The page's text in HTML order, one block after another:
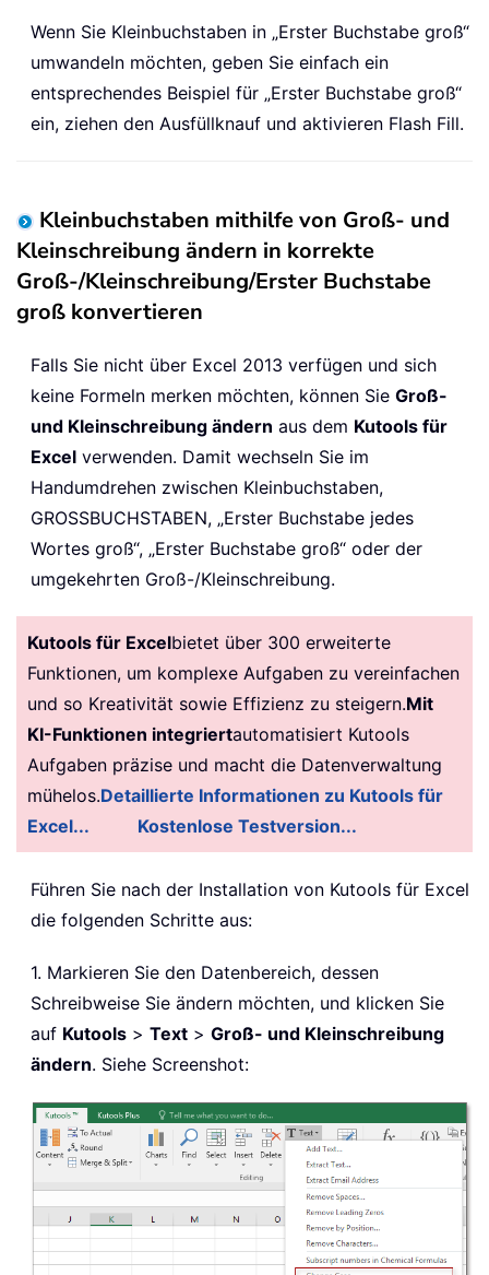
Wenn Sie Kleinbuchstaben in „Erster Buchstabe groß“
umwandeln möchten, geben Sie einfach ein
entsprechendes Beispiel für „Erster Buchstabe groß“
ein, ziehen den Ausfüllknauf und aktivieren Flash Fill.
Kleinbuchstaben mithilfe von Groß- und
Kleinschreibung ändern in korrekte
Groß-/Kleinschreibung/Erster Buchstabe
groß konvertieren
Falls Sie nicht über Excel 2013 verfügen und sich
keine Formeln merken möchten, können Sie Groß-
und Kleinschreibung ändern aus dem Kutools für
Excel verwenden. Damit wechseln Sie im
Handumdrehen zwischen Kleinbuchstaben,
GROSSBUCHSTABEN, „Erster Buchstabe jedes
Wortes groß“, „Erster Buchstabe groß“ oder der
umgekehrten Groß-/Kleinschreibung.
Kutools für Excelbietet über 300 erweiterte
Funktionen, um komplexe Aufgaben zu vereinfachen
und so Kreativität sowie Effizienz zu steigern.Mit
KI-Funktionen integriertautomatisiert Kutools
Aufgaben präzise und macht die Datenverwaltung
mühelos.Detaillierte Informationen zu Kutools für
Excel...
Kostenlose Testversion...
Führen Sie nach der Installation von Kutools für Excel
die folgenden Schritte aus:
1. Markieren Sie den Datenbereich, dessen
Schreibweise Sie ändern möchten, und klicken Sie
auf Kutools > Text > Groß- und Kleinschreibung
ändern. Siehe Screenshot: